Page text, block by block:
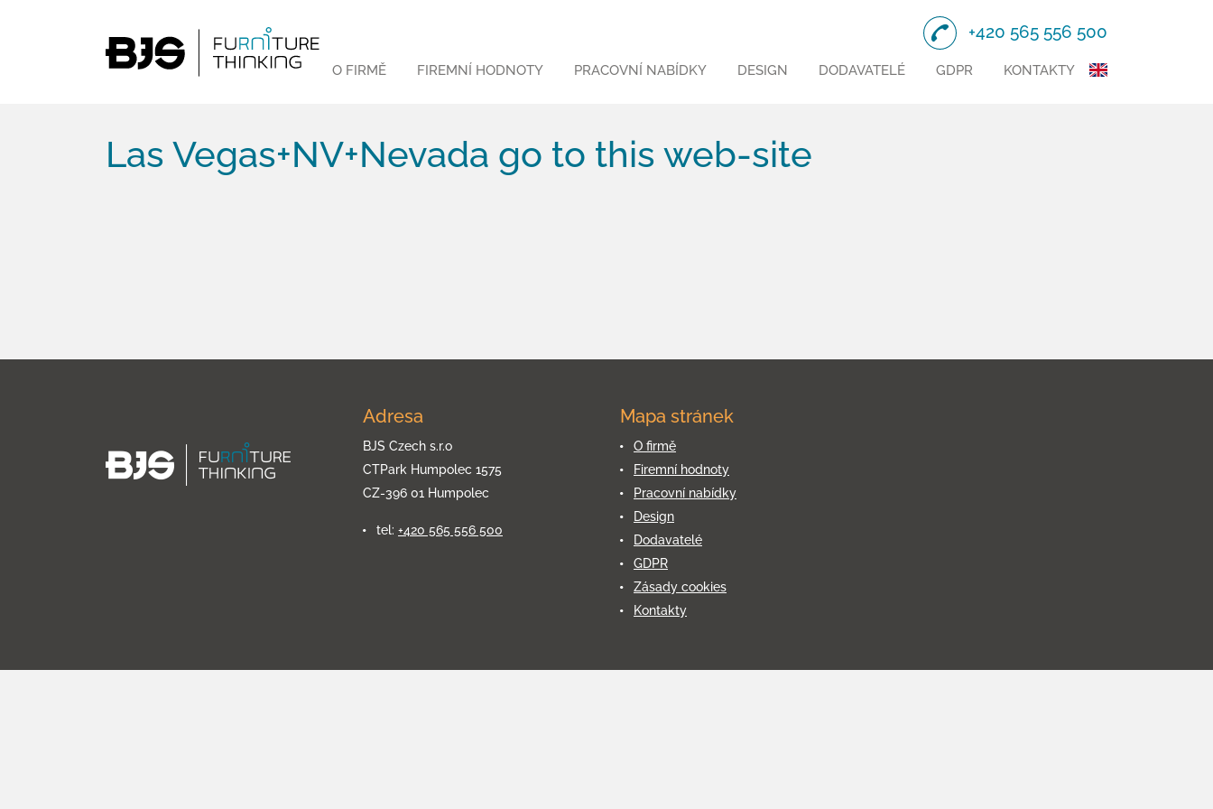
+420 565 556 500
O FIRMĚ FIREMNÍ HODNOTY PRACOVNÍ NABÍDKY DESIGN DODAVATELÉ GDPR KONTAKTY
Las Vegas+NV+Nevada go to this web-site
Adresa
BJS Czech s.r.o
CTPark Humpolec 1575
CZ-396 01 Humpolec
tel: +420 565 556 500
Mapa stránek
O firmě
Firemní hodnoty
Pracovní nabídky
Design
Dodavatelé
GDPR
Zásady cookies
Kontakty